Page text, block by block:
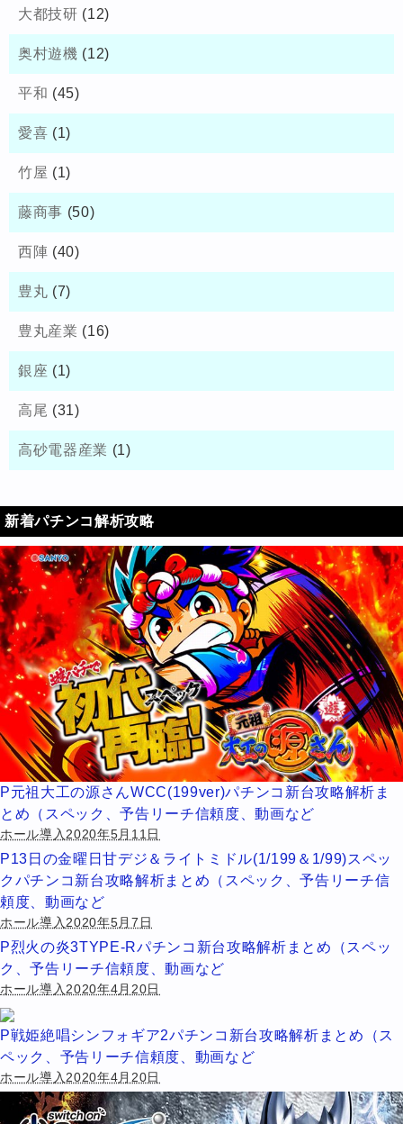
大都技研 (12)
奥村遊機 (12)
平和 (45)
愛喜 (1)
竹屋 (1)
藤商事 (50)
西陣 (40)
豊丸 (7)
豊丸産業 (16)
銀座 (1)
高尾 (31)
高砂電器産業 (1)
新着パチンコ解析攻略
P元祖大工の源さんWCC(199ver)パチンコ新台攻略解析ま
とめ（スペック、予告リーチ信頼度、動画など
ホール導入2020年5月11日
P13日の金曜日甘デジ＆ライトミドル(1/199＆1/99)スペッ
クパチンコ新台攻略解析まとめ（スペック、予告リーチ信
頼度、動画など
ホール導入2020年5月7日
P烈火の炎3TYPE-Rパチンコ新台攻略解析まとめ（スペッ
ク、予告リーチ信頼度、動画など
ホール導入2020年4月20日
P戦姫絶唱シンフォギア2パチンコ新台攻略解析まとめ（ス
ペック、予告リーチ信頼度、動画など
ホール導入2020年4月20日